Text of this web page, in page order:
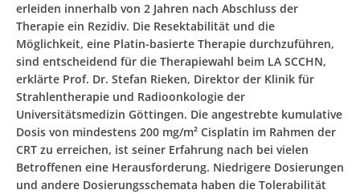
erleiden innerhalb von 2 Jahren nach Abschluss der
Therapie ein Rezidiv. Die Resektabilität und die
Möglichkeit, eine Platin-basierte Therapie durchzuführen,
sind entscheidend für die Therapiewahl beim LA SCCHN,
erklärte Prof. Dr. Stefan Rieken, Direktor der Klinik für
Strahlentherapie und Radioonkologie der
Universitätsmedizin Göttingen. Die angestrebte kumulative
Dosis von mindestens 200 mg/m² Cisplatin im Rahmen der
CRT zu erreichen, ist seiner Erfahrung nach bei vielen
Betroffenen eine Herausforderung. Niedrigere Dosierungen
und andere Dosierungsschemata haben die Tolerabilität